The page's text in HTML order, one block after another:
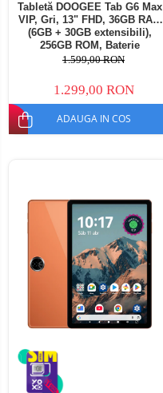
Telefoane mobile HUAWEI
Telefoane mobile iHunt
Telefoane mobile Xiaomi
Telefoane mobile Realme
Telefoane mobile ZTE Nubia
Tabletă DOOGEE Tab G6 Max
VIP, Gri, 13" FHD, 36GB RAM
(6GB + 30GB extensibili),
256GB ROM, Baterie
10800mAh, Android, Wi-Fi
1.599,00 RON
1.299,00 RON
ADAUGA IN COS